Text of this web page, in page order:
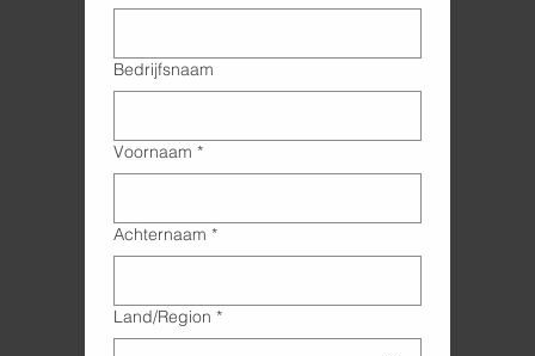
Bedrijfsnaam
Voornaam *
Achternaam *
Adres met meerdere regels
Land/Region *